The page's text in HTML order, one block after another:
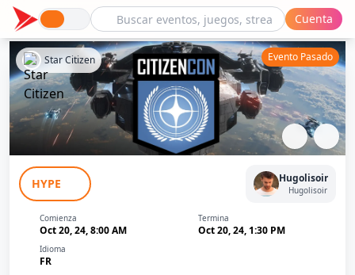
Cuenta
CitizenCon 2954 au Pédiluve de JDG -
Star Citizen Evento Pasado
HYPE Hugolisoir
Hugolisoir
Comienza
Oct 20, 24, 8:00 AM
Termina
Oct 20, 24, 1:30 PM
Idioma
FR